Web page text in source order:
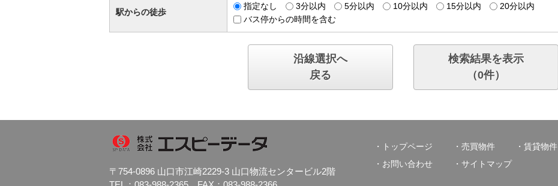
駅からの徒歩
指定なし 3分以内 5分以内 10分以内 15分以内
20分以内
バス停からの時間を含む
沿線選択へ
戻る
検索結果を表示
（0件）
〒754-0896 山口市江崎2229-3 山口物流センタービル2階
トップページ 売買物件 賃貸物件
お問い合わせ
サイトマップ